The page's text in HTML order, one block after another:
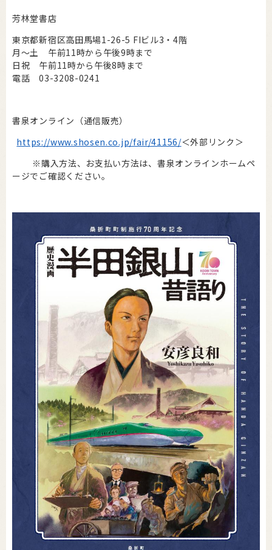
芳林堂書店
東京都新宿区高田馬場1-26-5 FIビル3・4階
月～土 午前11時から午後9時まで
日祝 午前11時から午後8時まで
電話 03-3208-0241
書泉オンライン（通信販売）
https://www.shosen.co.jp/fair/41156/＜外部リンク＞
※購入方法、お支払い方法は、書泉オンラインホームペ
ージでご確認ください。